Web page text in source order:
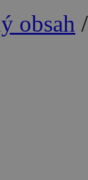
obsah